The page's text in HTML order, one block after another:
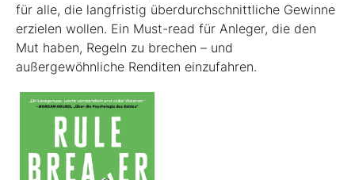
für alle, die langfristig überdurchschnittliche Gewinne
erzielen wollen. Ein Must-read für Anleger, die den
Mut haben, Regeln zu brechen – und
außergewöhnliche Renditen einzufahren.